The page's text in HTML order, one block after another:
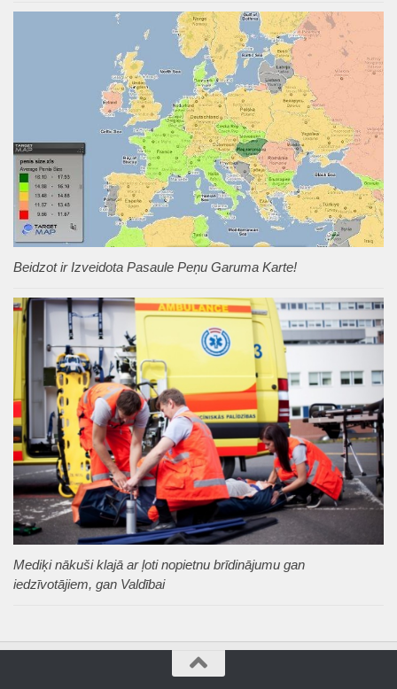
Beidzot ir Izveidota Pasaule Peņu Garuma Karte!
Mediķi nākuši klajā ar ļoti nopietnu brīdinājumu gan
iedzīvotājiem, gan Valdībai